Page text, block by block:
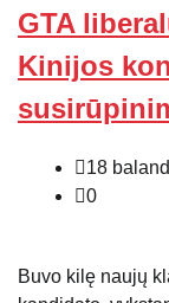
GTA
Kinijos
18
0
Buvo kilę naujų